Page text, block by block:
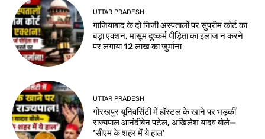
UTTAR PRADESH
गाजियाबाद के दो निजी अस्पतालों पर सुप्रीम कोर्ट का
बड़ा एक्शन, मासूम दुष्कर्म पीड़िता का इलाज न करने
पर लगाया 12 लाख का जुर्माना
UTTAR PRADESH
गोरखपुर यूनिवर्सिटी में हॉस्टल के खाने पर भड़कीं
राज्यपाल आनंदीबेन पटेल, अखिलेश यादव बोले—
‘सीएम के शहर में ये हाल’